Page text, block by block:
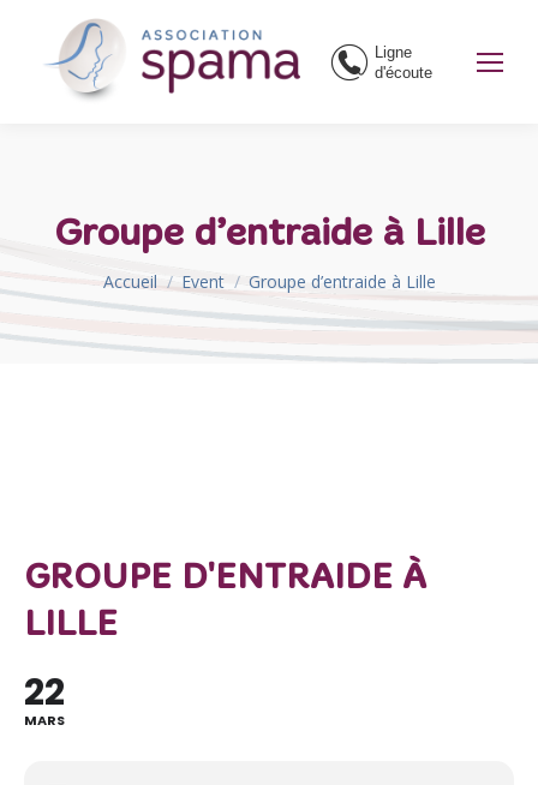
Ligne
d'écoute
Groupe d’entraide à Lille
Vous êtes ici :
Accueil Event Groupe d’entraide à Lille
GROUPE D'ENTRAIDE À
LILLE
22
MARS